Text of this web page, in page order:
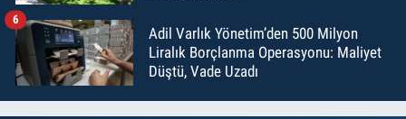
Adil Varlık Yönetim’den 500 Milyon
Liralık Borçlanma Operasyonu: Maliyet
Düştü, Vade Uzadı
6